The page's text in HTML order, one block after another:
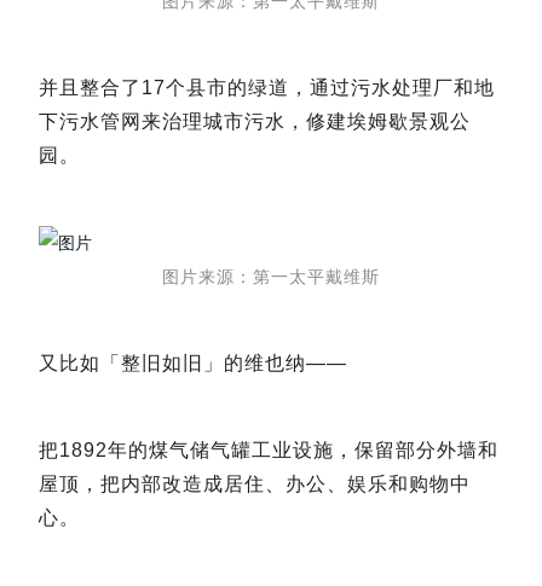
并且整合了17个县市的绿道，通过污水处理厂和地
下污水管网来治理城市污水，修建埃姆歇景观公
园。
图片来源：第一太平戴维斯
又比如「整旧如旧」的维也纳——
把1892年的煤气储气罐工业设施，保留部分外墙和
屋顶，把内部改造成居住、办公、娱乐和购物中
心。